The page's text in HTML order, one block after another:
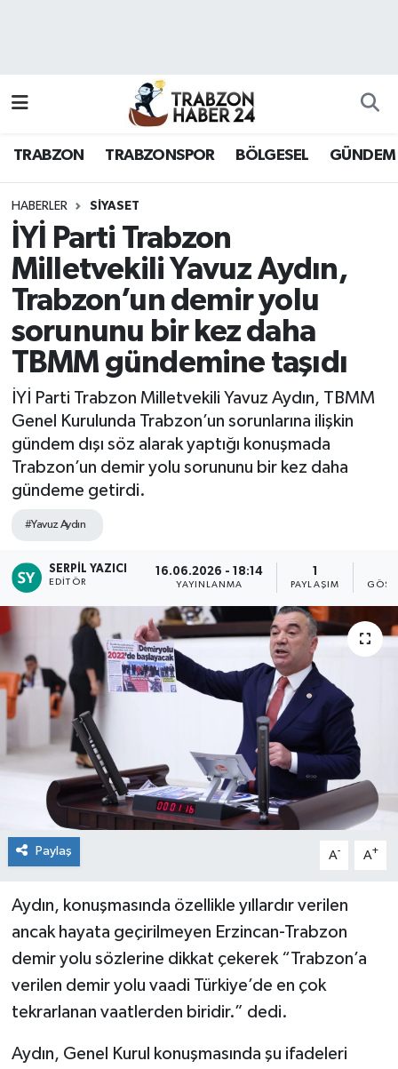
TRABZON TRABZONSPOR BÖLGESEL GÜNDEM
HABERLER SİYASET
İYİ Parti Trabzon
Milletvekili Yavuz Aydın,
Trabzon’un demir yolu
sorununu bir kez daha
TBMM gündemine taşıdı
İYİ Parti Trabzon Milletvekili Yavuz Aydın, TBMM
Genel Kurulunda Trabzon’un sorunlarına ilişkin
gündem dışı söz alarak yaptığı konuşmada
Trabzon’un demir yolu sorununu bir kez daha
gündeme getirdi.
#Yavuz Aydın
SERPIL YAZICI
EDITÖR
16.06.2026 - 18:14
YAYINLANMA
1
PAYLAŞIM
Paylaş A- A+
Aydın, konuşmasında özellikle yıllardır verilen
ancak hayata geçirilmeyen Erzincan-Trabzon
demir yolu sözlerine dikkat çekerek “Trabzon’a
verilen demir yolu vaadi Türkiye’de en çok
tekrarlanan vaatlerden biridir.” dedi.
Aydın, Genel Kurul konuşmasında şu ifadeleri
Hava Durumu
Namaz Vakitleri
Trafik Durumu
Süper Lig Puan Durumu ve Fikstür
Tüm Manşetler
Son Dakika Haberleri